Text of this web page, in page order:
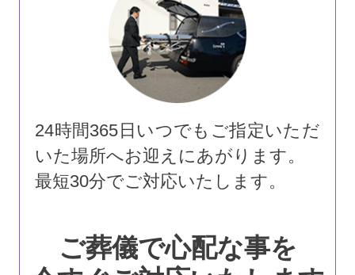
24時間365日いつでもご指定いただ
いた場所へお迎えにあがります。
最短30分でご対応いたします。
ご葬儀で心配な事を